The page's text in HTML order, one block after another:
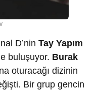
D’nin Tay Yapım
buluşuyor. Burak
oturacağı dizinin
Bir grup gencin